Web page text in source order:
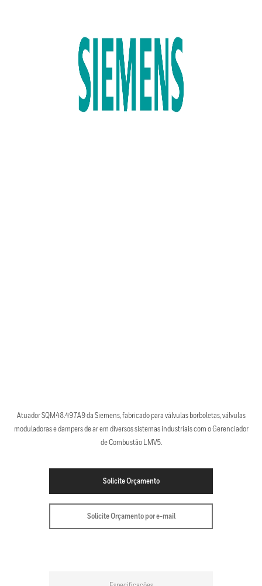
Atuador SQM48.497A9 da Siemens, fabricado para válvulas borboletas, válvulas
moduladoras e dampers de ar em diversos sistemas industriais com o Gerenciador
de Combustão LMV5.
Solicite Orçamento
Solicite Orçamento por e-mail